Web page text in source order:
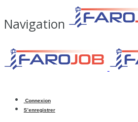
Navigation
Connexion
S’enregistrer